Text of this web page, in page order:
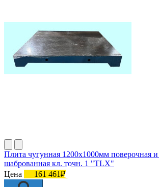
Плита чугунная 1200х1000мм поверочная и
шаброванная кл. точн. 1 "TLX"
Цена
161 461₽